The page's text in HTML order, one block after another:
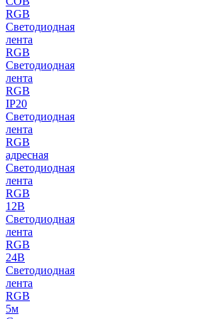
RGB
Светодиодная
лента
RGB
Светодиодная
лента
RGB
IP20
Светодиодная
лента
RGB
адресная
Светодиодная
лента
RGB
12В
Светодиодная
лента
RGB
24В
Светодиодная
лента
RGB
5м